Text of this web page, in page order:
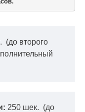
(до второго
250 шек. (до